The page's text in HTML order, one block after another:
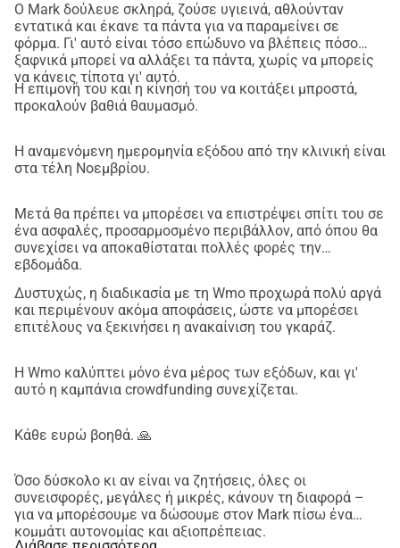
Ο Mark δούλευε σκληρά, ζούσε υγιεινά, αθλούνταν
εντατικά και έκανε τα πάντα για να παραμείνει σε
φόρμα. Γι' αυτό είναι τόσο επώδυνο να βλέπεις πόσο
ξαφνικά μπορεί να αλλάξει τα πάντα, χωρίς να μπορείς
να κάνεις τίποτα γι' αυτό.
Η επιμονή του και η κίνησή του να κοιτάξει μπροστά,
προκαλούν βαθιά θαυμασμό.
Η αναμενόμενη ημερομηνία εξόδου από την κλινική είναι
στα τέλη Νοεμβρίου.
Μετά θα πρέπει να μπορέσει να επιστρέψει σπίτι του σε
ένα ασφαλές, προσαρμοσμένο περιβάλλον, από όπου θα
συνεχίσει να αποκαθίσταται πολλές φορές την
εβδομάδα.
Δυστυχώς, η διαδικασία με τη Wmo προχωρά πολύ αργά
και περιμένουν ακόμα αποφάσεις, ώστε να μπορέσει
επιτέλους να ξεκινήσει η ανακαίνιση του γκαράζ.
Η Wmo καλύπτει μόνο ένα μέρος των εξόδων, και γι'
αυτό η καμπάνια crowdfunding συνεχίζεται.
Κάθε ευρώ βοηθά. 🙏
Όσο δύσκολο κι αν είναι να ζητήσεις, όλες οι
συνεισφορές, μεγάλες ή μικρές, κάνουν τη διαφορά –
για να μπορέσουμε να δώσουμε στον Mark πίσω ένα
κομμάτι αυτονομίας και αξιοπρέπειας.